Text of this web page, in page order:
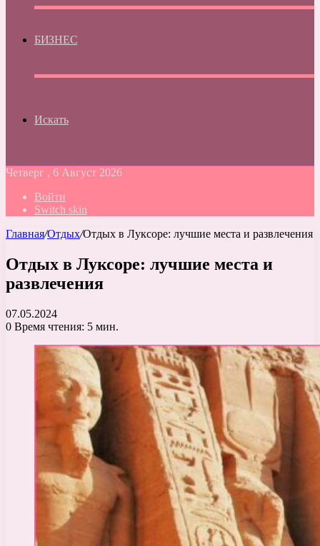
БИЗНЕС
Искать
Четверг , 6 Август 2026
Войти
Switch skin
Главная/Отдых/Отдых в Луксоре: лучшие места и развлечения
Отдых в Луксоре: лучшие места и
развлечения
07.05.2024
0 Время чтения: 5 мин.